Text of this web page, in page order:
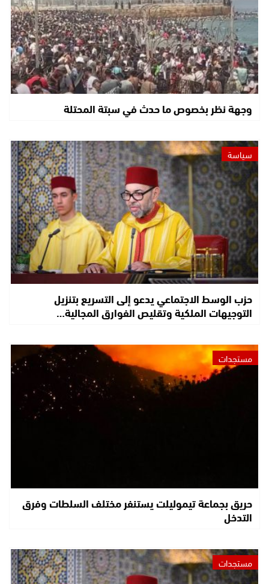
وجهة نظر بخصوص ما حدث في سبتة المحتلة
سياسة
حزب الوسط الاجتماعي يدعو إلى التسريع بتنزيل
التوجيهات الملكية وتقليص الفوارق المجالية…
مستجدات
حريق بجماعة تيموليلت يستنفر مختلف السلطات وفرق
التدخل
مستجدات